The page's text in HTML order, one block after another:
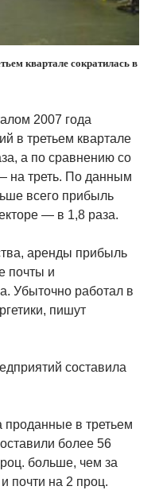
квартале сократилась в
2007 года
в третьем квартале
а по сравнению со
на треть. По данным
всего прибыль
— в 1,8 раза.
аренды прибыль
почты и
Убыточно работал в
пишут
составила
в третьем
более 56
больше, чем за
почти на 2 проц.